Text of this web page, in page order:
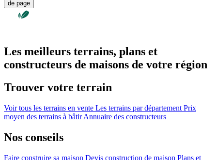
de page
Les meilleurs terrains, plans et
constructeurs de maisons de votre région
Trouver votre terrain
Voir tous les terrains en vente Les terrains par département Prix
moyen des terrains à bâtirAnnuaire des constructeurs
Nos conseils
Faire construire sa maison Devis construction de maison Plans et